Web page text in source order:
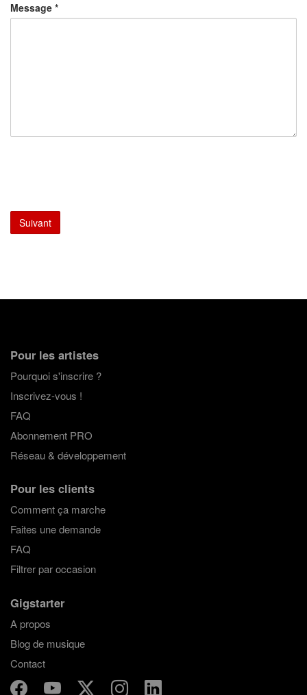
Message
Pour les artistes
Pourquoi s'inscrire ?
Inscrivez-vous !
FAQ
Abonnement PRO
Réseau & développement
Pour les clients
Comment ça marche
Faites une demande
FAQ
Filtrer par occasion
Gigstarter
A propos
Blog de musique
Contact